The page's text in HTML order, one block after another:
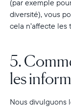
(par exemple
diversité), vous
cela n’affecte
5.
les
Nous divulguons